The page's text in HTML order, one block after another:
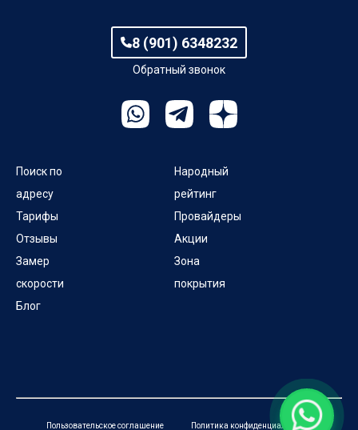
8 (901) 6348232
Обратный звонок
Поиск по
адресу
Тарифы
Отзывы
Замер
скорости
Блог
Народный
рейтинг
Провайдеры
Акции
Зона
покрытия
Пользовательское соглашение Политика конфиденциальности